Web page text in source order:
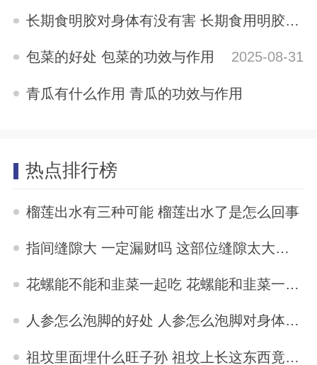
2025-09-01
长期食明胶对身体有没有害 长期食用明胶的危害
包菜的好处 包菜的功效与作用 2025-08-31
青瓜有什么作用 青瓜的功效与作用
热点排行榜
榴莲出水有三种可能 榴莲出水了是怎么回事
2023-04-10
指间缝隙大 一定漏财吗 这部位缝隙太大的女人易漏财
2023-04-07
花螺能不能和韭菜一起吃 花螺能和韭菜一起吃吗
2023-10-31
人参怎么泡脚的好处 人参怎么泡脚对身体最好
2023-09-30
祖坟里面埋什么旺子孙 祖坟上长这东西竟能旺儿孙